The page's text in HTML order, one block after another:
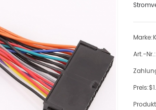
Marke:
Art.-Nr.:
Preis: